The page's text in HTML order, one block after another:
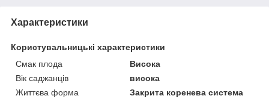
Характеристики
Користувальницькі характеристики
Смак плода
Висока
Вік саджанців
висока
Життєва форма
Закрита коренева система